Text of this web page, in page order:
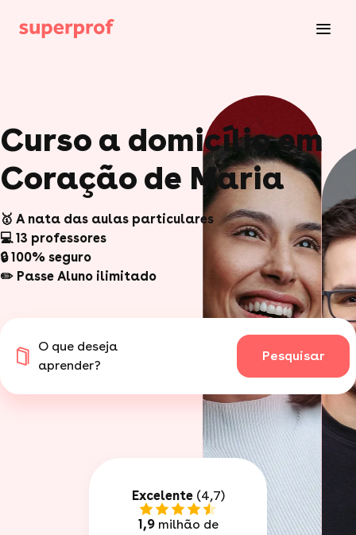
Curso a domicílio em
Coração de Maria
🥇 A nata das aulas particulares
💻 13 professores
🔒 100% seguro
✏️ Passe Aluno ilimitado
O que deseja
aprender?
Pesquisar
Excelente(4,7)
1,9milhão de